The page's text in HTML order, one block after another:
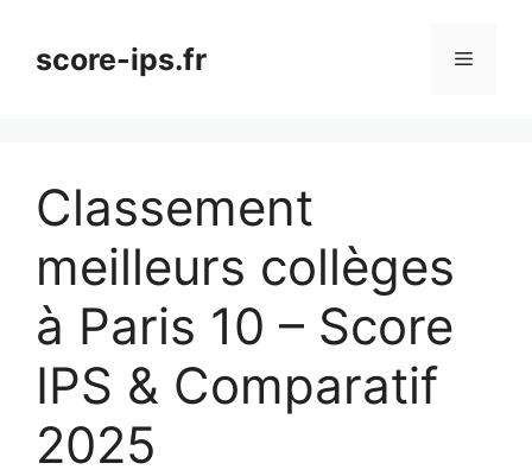
contenuscore-ips.fr Menu
Classement
meilleurs collèges
à Paris 10 – Score
IPS & Comparatif
2025